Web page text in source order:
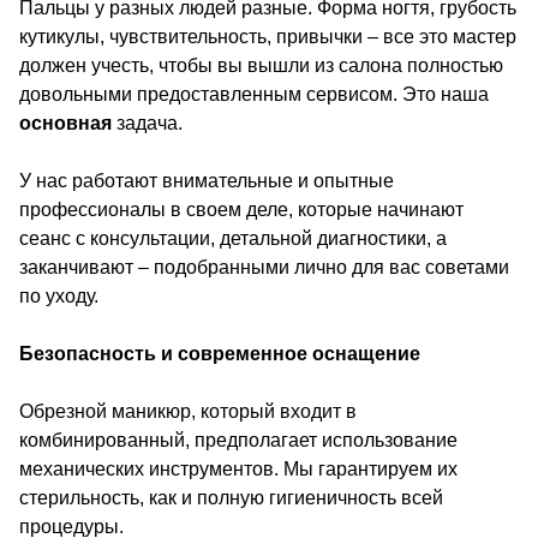
Пальцы у разных людей разные. Форма ногтя, грубость
кутикулы, чувствительность, привычки – все это мастер
должен учесть, чтобы вы вышли из салона полностью
довольными предоставленным сервисом. Это наша
основная задача.
У нас работают внимательные и опытные
профессионалы в своем деле, которые начинают
сеанс с консультации, детальной диагностики, а
заканчивают – подобранными лично для вас советами
по уходу.
Безопасность и современное оснащение
Обрезной маникюр, который входит в
комбинированный, предполагает использование
механических инструментов. Мы гарантируем их
стерильность, как и полную гигиеничность всей
процедуры.